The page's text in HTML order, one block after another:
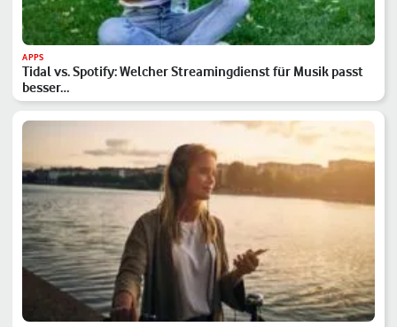
APPS
Tidal vs. Spotify: Welcher Streamingdienst für Musik passt
besser…